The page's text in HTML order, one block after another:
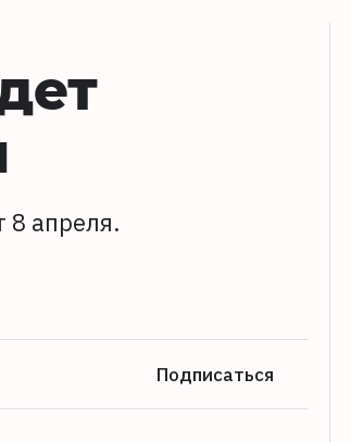
8 апреля.
Подписаться